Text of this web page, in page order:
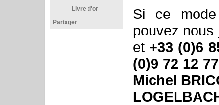
Livre d'or
Partager
Si ce
pouvez
et +33 (0)6
(0)9 72 12
Michel